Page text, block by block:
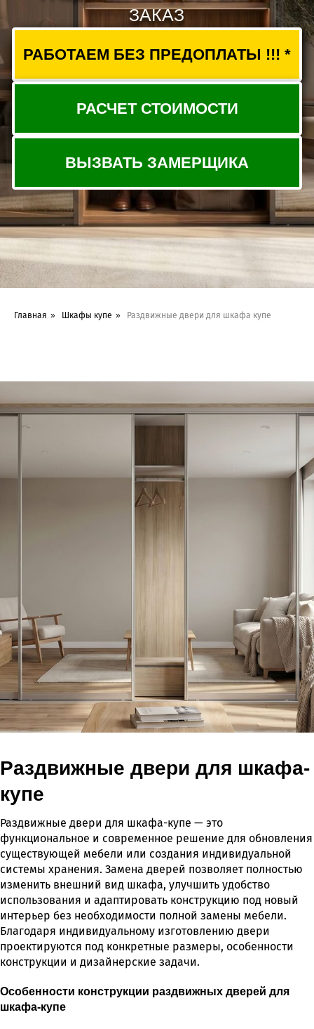
ВЫЗВАТЬ ЗАМЕРЩИКА
Главная » Шкафы купе » Раздвижные двери для шкафа купе
Раздвижные двери для шкафа-
купе
Раздвижные двери для шкафа-купе — это
функциональное и современное решение для обновления
существующей мебели или создания индивидуальной
системы хранения. Замена дверей позволяет полностью
изменить внешний вид шкафа, улучшить удобство
использования и адаптировать конструкцию под новый
интерьер без необходимости полной замены мебели.
Благодаря индивидуальному изготовлению двери
проектируются под конкретные размеры, особенности
конструкции и дизайнерские задачи.
Особенности конструкции раздвижных дверей для
шкафа-купе